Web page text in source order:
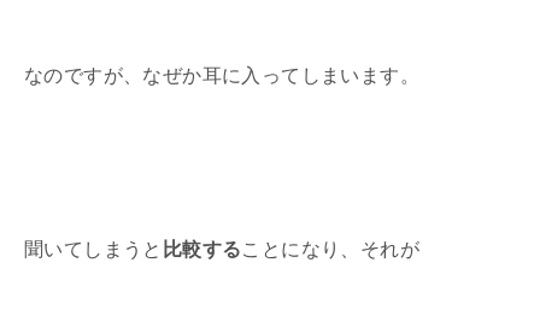
なのですが、なぜか耳に入ってしまいます。
聞いてしまうと 比較することになり、それが